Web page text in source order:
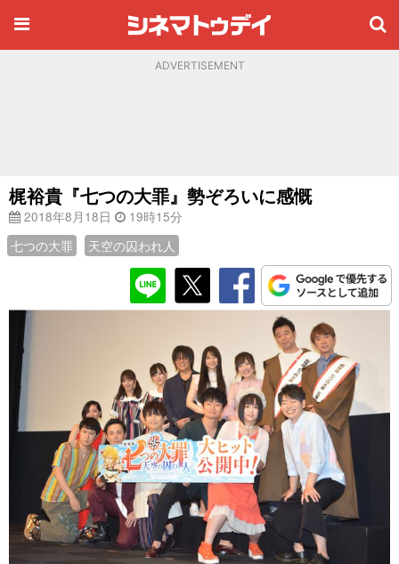
ADVERTISEMENT
梶裕貴『七つの大罪』勢ぞろいに感慨
2018年8月18日
19時15分
七つの大罪
天空の囚われ人